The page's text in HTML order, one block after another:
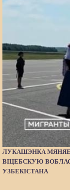
ЛУКАШЭНКА МЯНЯЕ
ВІЦЕБСКУЮ
УЗБЕКІСТАНА